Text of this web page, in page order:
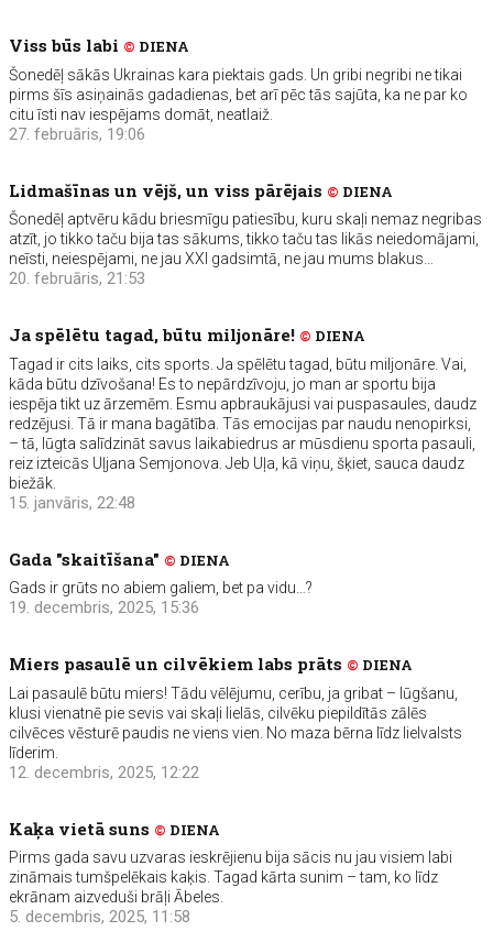
Viss būs labi © DIENA
Šonedēļ sākās Ukrainas kara piektais gads. Un gribi negribi ne tikai
pirms šīs asiņainās gadadienas, bet arī pēc tās sajūta, ka ne par ko
citu īsti nav iespējams domāt, neatlaiž.
27. februāris, 19:06
Lidmašīnas un vējš, un viss pārējais © DIENA
Šonedēļ aptvēru kādu briesmīgu patiesību, kuru skaļi nemaz negribas
atzīt, jo tikko taču bija tas sākums, tikko taču tas likās neiedomājami,
neīsti, neiespējami, ne jau XXI gadsimtā, ne jau mums blakus…
20. februāris, 21:53
Ja spēlētu tagad, būtu miljonāre! © DIENA
Tagad ir cits laiks, cits sports. Ja spēlētu tagad, būtu miljonāre. Vai,
kāda būtu dzīvošana! Es to nepārdzīvoju, jo man ar sportu bija
iespēja tikt uz ārzemēm. Esmu apbraukājusi vai puspasaules, daudz
redzējusi. Tā ir mana bagātība. Tās emocijas par naudu nenopirksi,
– tā, lūgta salīdzināt savus laikabiedrus ar mūsdienu sporta pasauli,
reiz izteicās Uļjana Semjonova. Jeb Uļa, kā viņu, šķiet, sauca daudz
biežāk.
15. janvāris, 22:48
Gada "skaitīšana" © DIENA
Gads ir grūts no abiem galiem, bet pa vidu…?
19. decembris, 2025, 15:36
Miers pasaulē un cilvēkiem labs prāts © DIENA
Lai pasaulē būtu miers! Tādu vēlējumu, cerību, ja gribat – lūgšanu,
klusi vienatnē pie sevis vai skaļi lielās, cilvēku piepildītās zālēs
cilvēces vēsturē paudis ne viens vien. No maza bērna līdz lielvalsts
līderim.
12. decembris, 2025, 12:22
Kaķa vietā suns © DIENA
Pirms gada savu uzvaras ieskrējienu bija sācis nu jau visiem labi
zināmais tumšpelēkais kaķis. Tagad kārta sunim – tam, ko līdz
ekrānam aizveduši brāļi Ābeles.
5. decembris, 2025, 11:58